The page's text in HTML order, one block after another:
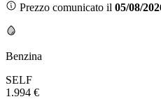
Prezzo comunicato il 05/08/
Benzina
SELF
1.994 €